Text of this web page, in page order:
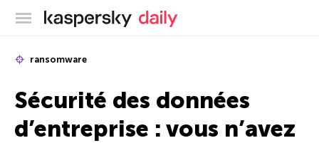
Blog officiel de Kaspersky
ransomware
Sécurité des données
d’entreprise : vous n’avez